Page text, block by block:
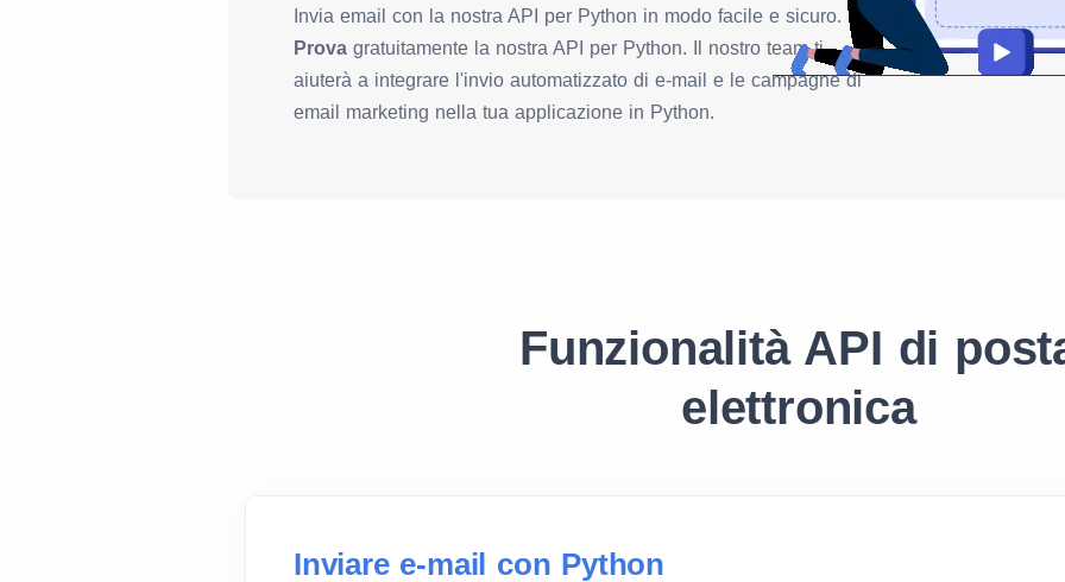
Invia email con la nostra API per Python in modo facile e sicuro.
Prova gratuitamente la nostra API per Python. Il nostro team ti
aiuterà a integrare l'invio automatizzato di e-mail e le campagne di
email marketing nella tua applicazione in Python.
Funzionalità API di
elettronica
Inviare e-mail con Python